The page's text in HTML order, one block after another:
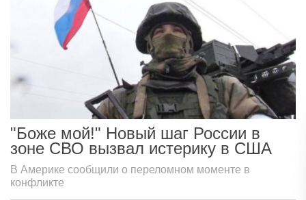
"Боже мой!" Новый шаг России в
зоне СВО вызвал истерику в США
В Америке сообщили о переломном моменте в
конфликте